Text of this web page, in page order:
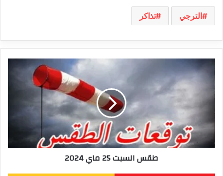
الترجي تذاكر
السبت
ماي
طقس السبت 25 ماي 2024